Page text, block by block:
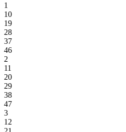
1
10
19
28
37
46
2
11
20
29
38
47
3
12